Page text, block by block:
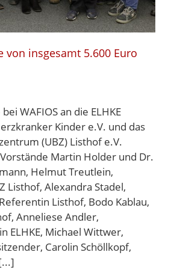
von insgesamt 5.600 Euro
WAFIOS an die ELHKE
Kinder e.V. und das
(UBZ) Listhof e.V.
Martin Holder und Dr.
Helmut Treutlein,
Listhof, Alexandra Stadel,
Listhof, Bodo Kablau,
Anneliese Andler,
ELHKE, Michael Wittwer,
Carolin Schöllkopf,